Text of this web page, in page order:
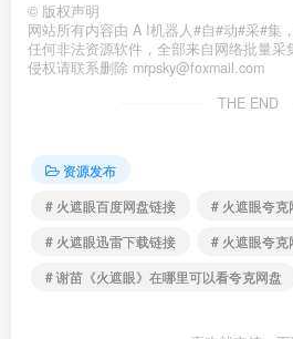
© 版权声明
网站所有内容由 A I机器人#自#动#采#集
任何非法资源软件，全部来自网络批量
侵权请联系删除 mrpsky@foxmail.com
THE END
资源发布
# 火遮眼百度网盘链接
# 火遮眼夸克
# 火遮眼迅雷下载链接
# 火遮眼夸克
# 谢苗《火遮眼》在哪里可以看夸克网盘